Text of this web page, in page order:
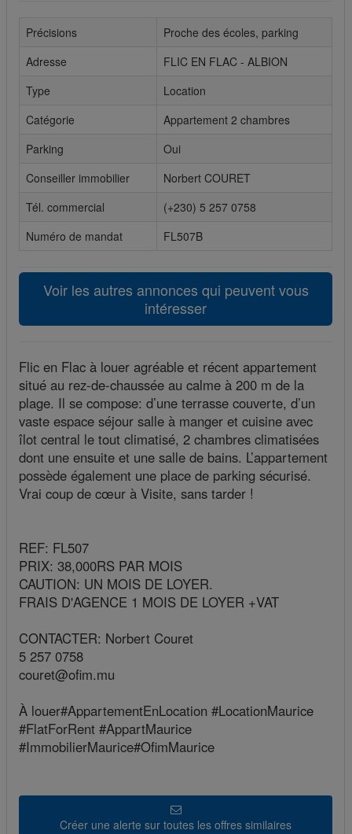
Cookies sociaux
Les cookies sociaux sont utilisés pour afficher les réseaux
avec vos amis.
Précisions
Proche des écoles, parking
Adresse
FLIC EN FLAC - ALBION
Type
Location
Catégorie
Appartement 2 chambres
Parking
Oui
Conseiller immobilier
Norbert COURET
Tél. commercial
(+230) 5 257 0758
Numéro de mandat
FL507B
Voir les autres annonces qui peuvent vous
intéresser
Flic en Flac à louer agréable et récent appartement
situé au rez-de-chaussée au calme à 200 m de la
plage. Il se compose: d’une terrasse couverte, d’un
vaste espace séjour salle à manger et cuisine avec
îlot central le tout climatisé, 2 chambres climatisées
dont une ensuite et une salle de bains. L’appartement
possède également une place de parking sécurisé.
Vrai coup de cœur à Visite, sans tarder !
REF: FL507
PRIX: 38,000RS PAR MOIS
CAUTION: UN MOIS DE LOYER.
FRAIS D'AGENCE 1 MOIS DE LOYER +VAT
CONTACTER: Norbert Couret
5 257 0758
couret@ofim.mu
À louer#AppartementEnLocation #LocationMaurice
#FlatForRent #AppartMaurice
#ImmobilierMaurice#OfimMaurice
Créer une alerte sur toutes les offres similaires